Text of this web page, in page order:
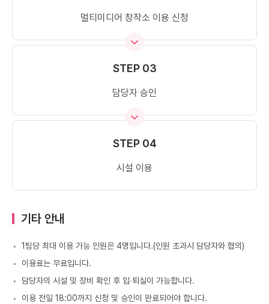
멀티미디어 창작소 이용 신청
STEP 03
담당자 승인
STEP 04
시설 이용
기타 안내
1팀당 최대 이용 가능 인원은 4명입니다.(인원 초과시 담당자와 협의)
이용료는 무료입니다.
담당자의 시설 및 장비 확인 후 입∙퇴실이 가능합니다.
이용 전일 18:00까지 신청 및 승인이 완료되어야 합니다.